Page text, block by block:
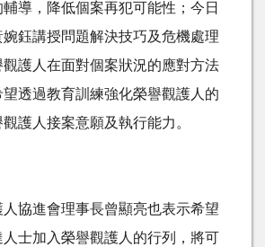
導，降低個案再犯可能性；今日
鈺講授問題解決技巧及危機處理
護人在面對個案狀況的應對方法
透過教育訓練強化榮譽觀護人的
護人接案意願及執行能力。
協進會理事長曾顯亮也表示希望
士加入榮譽觀護人的行列，將可